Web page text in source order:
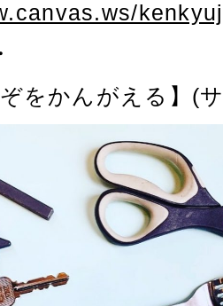
ぞをかんがえる】(